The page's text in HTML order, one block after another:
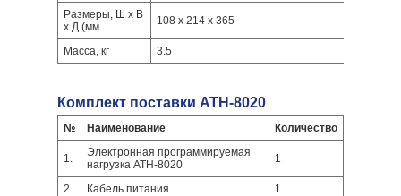
Размеры, Ш x В
x Д (мм
108 x 214 x 365
Масса, кг 3.5
Комплект поставки АТН-8020
№ Наименование Количество
1.
Электронная программируемая
нагрузка АТН-8020
1
2. Кабель питания
1